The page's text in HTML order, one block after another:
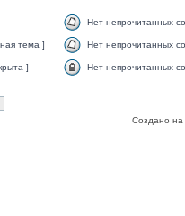
Нет непрочитанных
тема ] Нет непрочитанных
] Нет непрочитанных
Создано